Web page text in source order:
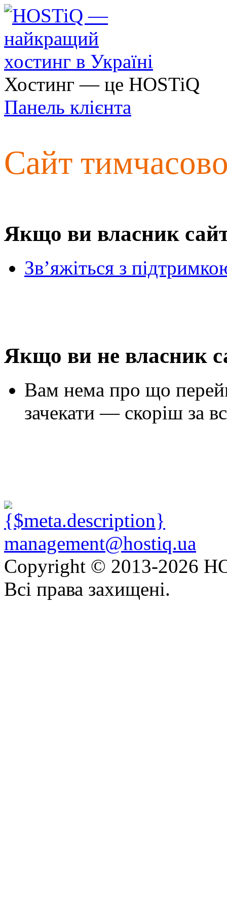
Хостинг — це HOSTiQ
Панель клієнта
Сайт
Якщо ви власник
Зв’яжіться з
Якщо ви не власник
Вам нема про що
зачекати — скоріш за
management@hostiq.ua
Copyright © 2013-2026
Всі права захищені.